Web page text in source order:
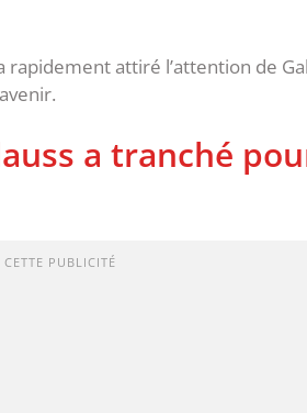
rapidement attiré l’attention de
a tranché
PUBLICITÉ